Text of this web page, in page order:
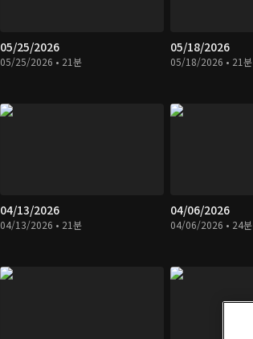
05/25/2026
05/25/2026 • 21분
05/18/2026
05/18/2026 • 21분
04/13/2026
04/13/2026 • 21분
04/06/2026
04/06/2026 • 24분